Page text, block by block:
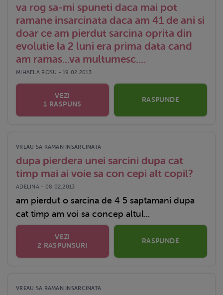
va rog sa-mi spuneti daca mai pot
ramane insarcinata daca am 41 de ani si
doar ce am pierdut sarcina oprita din
evolutie la 2 luni era prima data cand
am ramas...va multumesc....
MIHAELA ROSU - 19.02.2013
VEZI
1 RASPUNS
RASPUNDE
VREAU SA RAMAN INSARCINATA
dupa pierdera unei sarcini dupa cat
timp mai ai voie sa con cepi alt copil?
ADELINA - 08.02.2013
am pierdut o sarcina de 4 5 saptamani dupa
cat timp am voi sa concep altul...
VEZI
2 RASPUNSURI
RASPUNDE
VREAU SA RAMAN INSARCINATA